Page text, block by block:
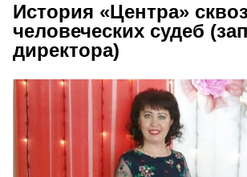
История «Центра»
человеческих судеб
директора)